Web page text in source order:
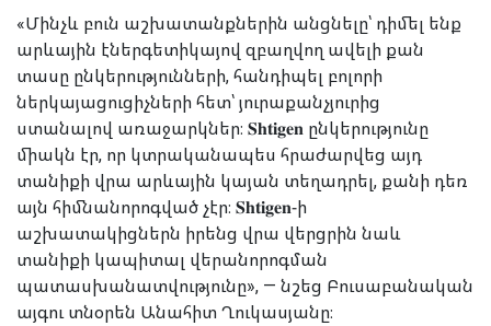
«Մինչև բուն աշխատանքներին անցնելը՝ դիմել ենք
արևային էներգետիկայով զբաղվող ավելի քան
տասը ընկերությունների, հանդիպել բոլորի
ներկայացուցիչների հետ՝ յուրաքանչյուրից
ստանալով առաջարկներ։ 𝐒𝐡𝐭𝐢𝐠𝐞𝐧 ընկերությունը
միակն էր, որ կտրականապես հրաժարվեց այդ
տանիքի վրա արևային կայան տեղադրել, քանի դեռ
այն հիմնանորոգված չէր։ 𝐒𝐡𝐭𝐢𝐠𝐞𝐧-ի
աշխատակիցներն իրենց վրա վերցրին նաև
տանիքի կապիտալ վերանորոգման
պատասխանատվությունը», — նշեց Բուսաբանական
այգու տնօրեն Անահիտ Ղուկասյանը։